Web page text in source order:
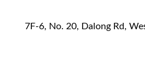
7F-6, No. 20, Dalong Rd,